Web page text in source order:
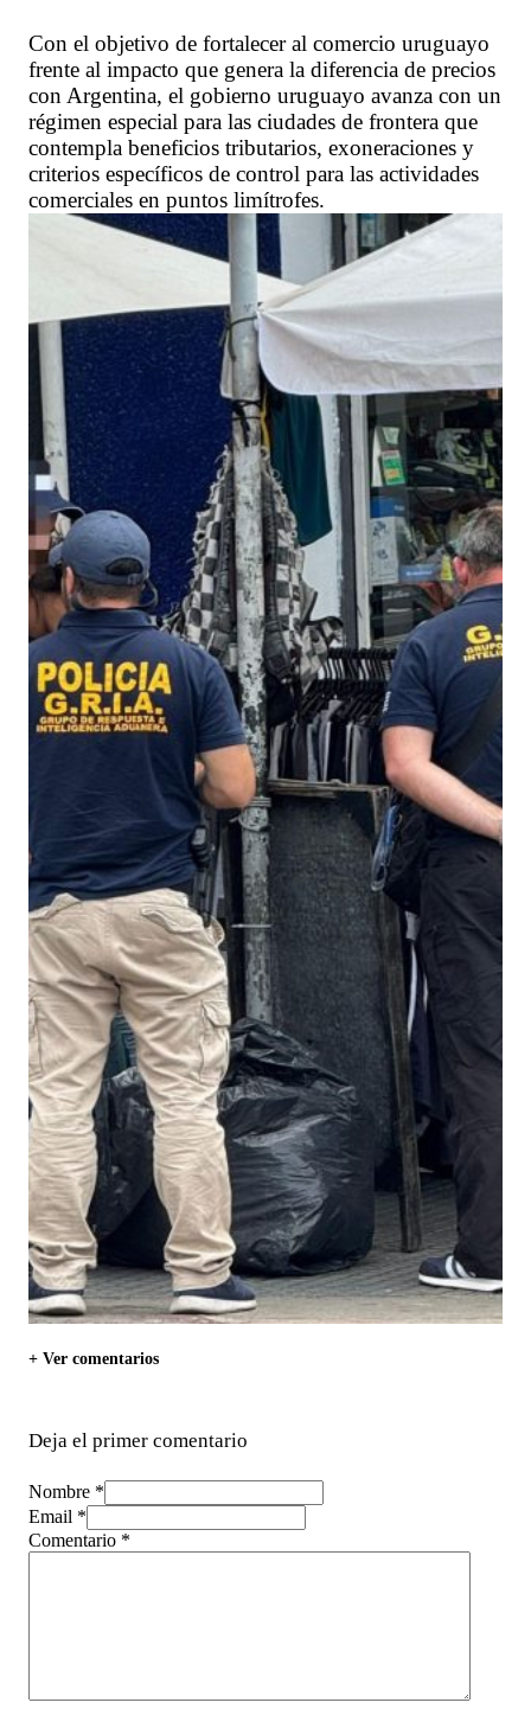
Con el objetivo de fortalecer al comercio uruguayo
frente al impacto que genera la diferencia de precios
con Argentina, el gobierno uruguayo avanza con un
régimen especial para las ciudades de frontera que
contempla beneficios tributarios, exoneraciones y
criterios específicos de control para las actividades
comerciales en puntos limítrofes.
+ Ver comentarios
Deja el primer comentario
Nombre *
Email *
Comentario *